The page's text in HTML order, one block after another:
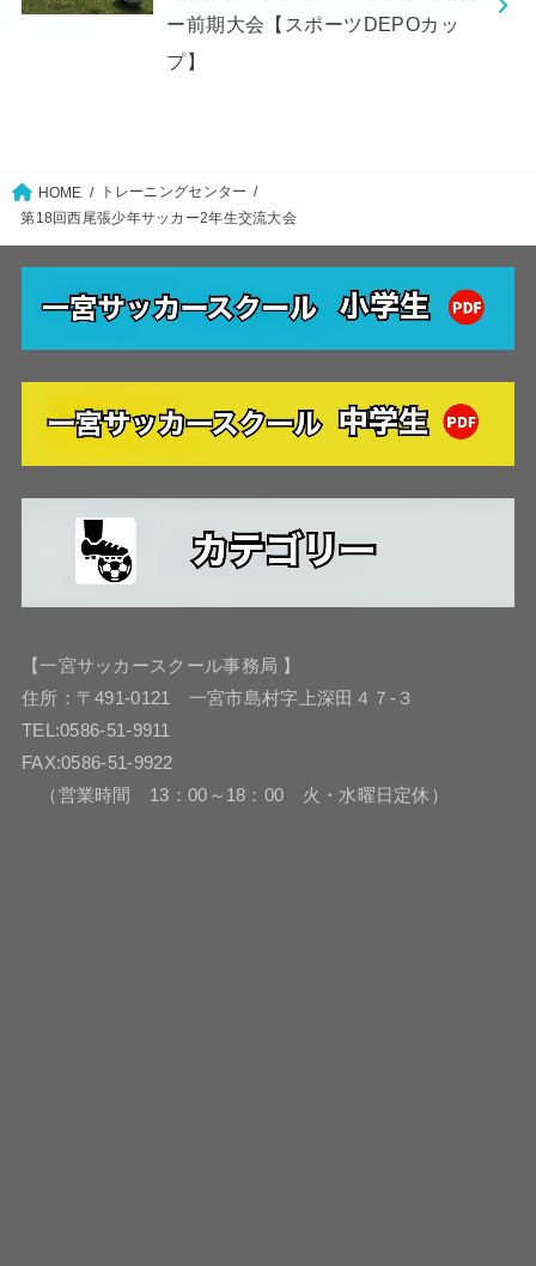
ー前期大会【スポーツDEPOカッ
プ】
HOME
トレーニングセンター
第18回西尾張少年サッカー2年生交流大会
【一宮サッカースクール事務局 】
住所：〒491-0121 一宮市島村字上深田４７-３
TEL:0586-51-9911
FAX:0586-51-9922
（営業時間 13：00～18：00 火・水曜日定休）